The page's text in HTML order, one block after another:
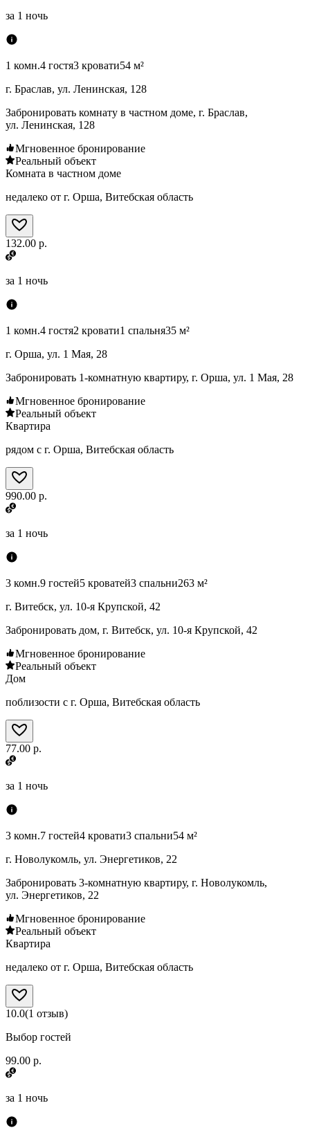
за 1 ночь
1 комн.4 гостя3 кровати54 м²
г. Браслав, ул. Ленинская, 128
Забронировать комнату в частном доме, г. Браслав,
ул. Ленинская, 128
Мгновенное бронирование
Реальный объект
Комната в частном доме
недалеко от г. Орша, Витебская область
132.00 р.
за 1 ночь
1 комн.4 гостя2 кровати1 спальня35 м²
г. Орша, ул. 1 Мая, 28
Забронировать 1-комнатную квартиру, г. Орша, ул. 1 Мая, 28
Мгновенное бронирование
Реальный объект
Квартира
рядом с г. Орша, Витебская область
990.00 р.
за 1 ночь
3 комн.9 гостей5 кроватей3 спальни263 м²
г. Витебск, ул. 10-я Крупской, 42
Забронировать дом, г. Витебск, ул. 10-я Крупской, 42
Мгновенное бронирование
Реальный объект
Дом
поблизости с г. Орша, Витебская область
77.00 р.
за 1 ночь
3 комн.7 гостей4 кровати3 спальни54 м²
г. Новолукомль, ул. Энергетиков, 22
Забронировать 3-комнатную квартиру, г. Новолукомль,
ул. Энергетиков, 22
Мгновенное бронирование
Реальный объект
Квартира
недалеко от г. Орша, Витебская область
10.0(1 отзыв)
Выбор гостей
99.00 р.
за 1 ночь